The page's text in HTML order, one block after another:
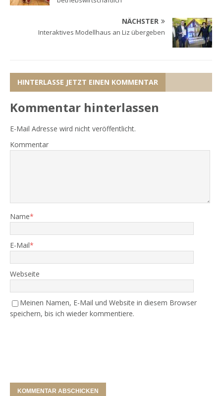
NÄCHSTER
Interaktives Modellhaus an Liz übergeben
HINTERLASSE JETZT EINEN KOMMENTAR
Kommentar hinterlassen
E-Mail Adresse wird nicht veröffentlicht.
Kommentar
Name*
E-Mail*
Webseite
Meinen Namen, E-Mail und Website in diesem Browser
speichern, bis ich wieder kommentiere.